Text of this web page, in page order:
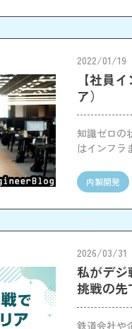
2022/01/19
【社員
ア）
知識ゼロの
はインフラ
く魅力など
内製開発
2026/03/31
私がデジ
挑戦の先
鉄道会社や